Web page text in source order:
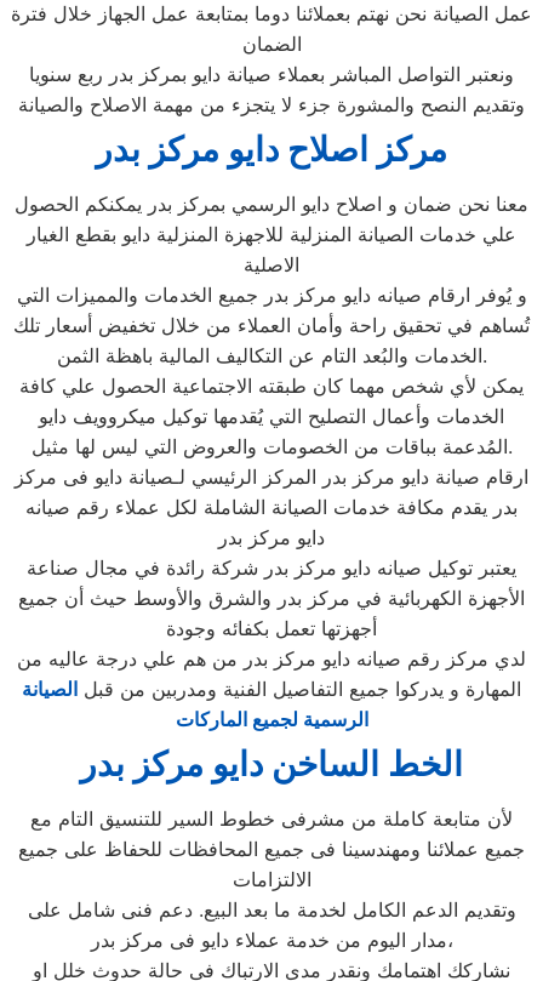
عمل الصيانة نحن نهتم بعملائنا دوما بمتابعة عمل الجهاز خلال فترة
الضمان
ونعتبر التواصل المباشر بعملاء صيانة دايو بمركز بدر ربع سنويا
وتقديم النصح والمشورة جزء لا يتجزء من مهمة الاصلاح والصيانة
مركز اصلاح دايو مركز بدر
معنا نحن ضمان و اصلاح دايو الرسمي بمركز بدر يمكنكم الحصول
علي خدمات الصيانة المنزلية للاجهزة المنزلية دايو بقطع الغيار
الاصلية
و يُوفر ارقام صيانه دايو مركز بدر جميع الخدمات والمميزات التي
تُساهم في تحقيق راحة وأمان العملاء من خلال تخفيض أسعار تلك
الخدمات والبُعد التام عن التكاليف المالية باهظة الثمن.
يمكن لأي شخص مهما كان طبقته الاجتماعية الحصول علي كافة
الخدمات وأعمال التصليح التي يُقدمها توكيل ميكروويف دايو
المُدعمة بباقات من الخصومات والعروض التي ليس لها مثيل.
ارقام صيانة دايو مركز بدر المركز الرئيسي لـصيانة دايو فى مركز
بدر يقدم مكافة خدمات الصيانة الشاملة لكل عملاء رقم صيانه
دايو مركز بدر
يعتبر توكيل صيانه دايو مركز بدر شركة رائدة في مجال صناعة
الأجهزة الكهربائية في مركز بدر والشرق والأوسط حيث أن جميع
أجهزتها تعمل بكفائه وجودة
لدي مركز رقم صيانه دايو مركز بدر من هم علي درجة عاليه من
المهارة و يدركوا جميع التفاصيل الفنية ومدربين من قبل الصيانة
الرسمية لجميع الماركات
الخط الساخن دايو مركز بدر
لأن متابعة كاملة من مشرفى خطوط السير للتنسيق التام مع
جميع عملائنا ومهندسينا فى جميع المحافظات للحفاظ على جميع
الالتزامات
وتقديم الدعم الكامل لخدمة ما بعد البيع. دعم فنى شامل على
مدار اليوم من خدمة عملاء دايو فى مركز بدر،
نشاركك اهتمامك ونقدر مدى الارتباك فى حالة حدوث خلل او